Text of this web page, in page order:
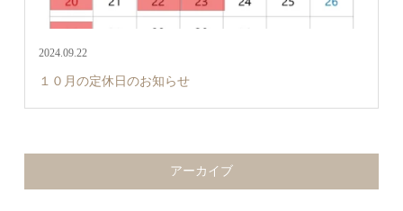
2024.09.22
１０月の定休日のお知らせ
アーカイブ